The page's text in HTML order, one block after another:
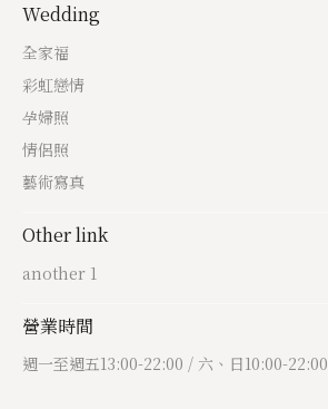
Wedding
全家福
彩虹戀情
孕婦照
情侶照
藝術寫真
Other link
another 1
營業時間
週一至週五13:00-22:00 / 六、日10:00-22:00